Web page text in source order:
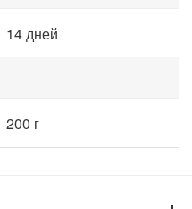
14 дней
200 г